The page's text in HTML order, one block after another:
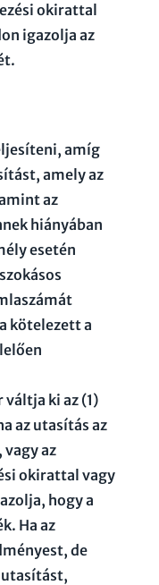
okirattal
igazolja az
amíg
amely az
az
hiányában
esetén
kötelezett a
ki az (1)
az utasítás az
az
okirattal vagy
hogy a
Ha az
de